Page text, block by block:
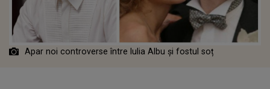
Apar noi controverse între Iulia Albu și fostul soț